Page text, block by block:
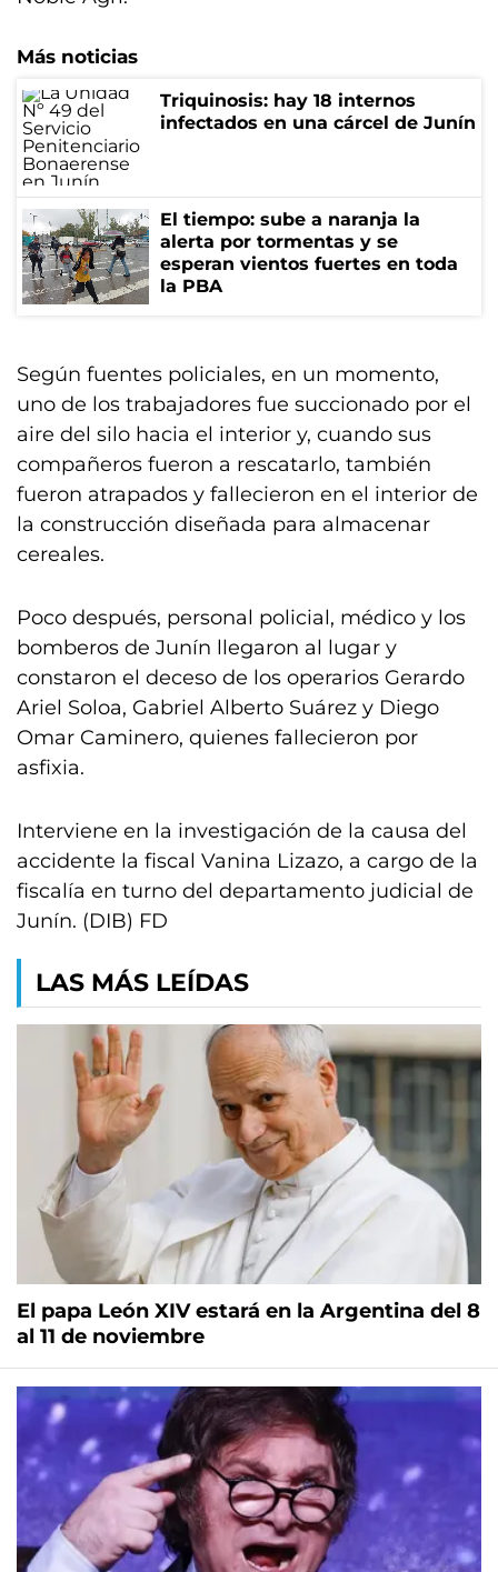
Más noticias
Triquinosis: hay 18 internos
infectados en una cárcel de Junín
El tiempo: sube a naranja la
alerta por tormentas y se
esperan vientos fuertes en toda
la PBA
Según fuentes policiales, en un momento,
uno de los trabajadores fue succionado por el
aire del silo hacia el interior y, cuando sus
compañeros fueron a rescatarlo, también
fueron atrapados y fallecieron en el interior de
la construcción diseñada para almacenar
cereales.
Poco después, personal policial, médico y los
bomberos de Junín llegaron al lugar y
constaron el deceso de los operarios Gerardo
Ariel Soloa, Gabriel Alberto Suárez y Diego
Omar Caminero, quienes fallecieron por
asfixia.
Interviene en la investigación de la causa del
accidente la fiscal Vanina Lizazo, a cargo de la
fiscalía en turno del departamento judicial de
Junín. (DIB) FD
LAS MÁS LEÍDAS
El papa León XIV estará en la Argentina del 8
al 11 de noviembre